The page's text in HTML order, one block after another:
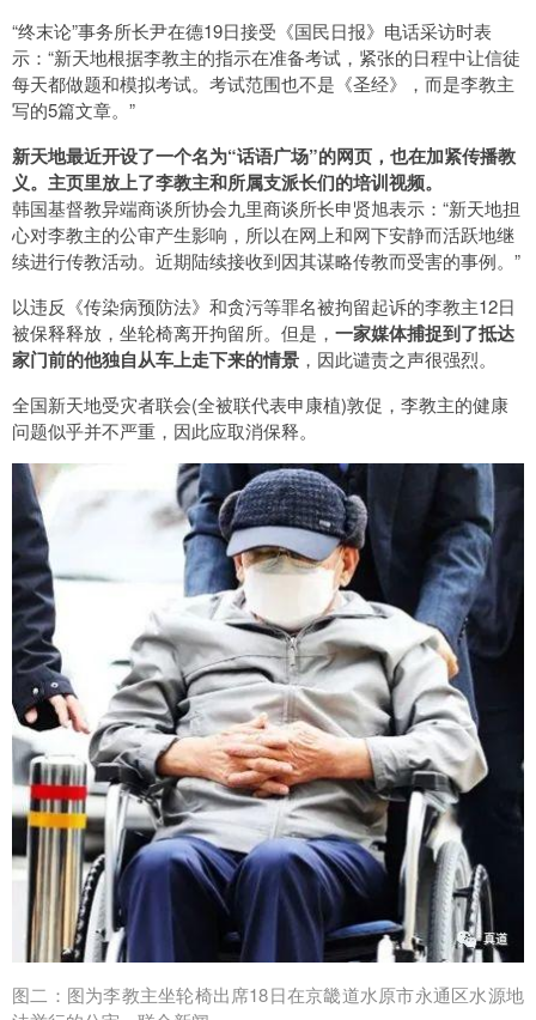
“终末论”事务所长尹在德19日接受《国民日报》电话采访时表
示：“新天地根据李教主的指示在准备考试，紧张的日程中让信徒
每天都做题和模拟考试。考试范围也不是《圣经》，而是李教主
写的5篇文章。”
新天地最近开设了一个名为“话语广场”的网页，也在加紧传播教
义。主页里放上了李教主和所属支派长们的培训视频。
韩国基督教异端商谈所协会九里商谈所长申贤旭表示：“新天地担
心对李教主的公审产生影响，所以在网上和网下安静而活跃地继
续进行传教活动。近期陆续接收到因其谋略传教而受害的事例。”
以违反《传染病预防法》和贪污等罪名被拘留起诉的李教主12日
被保释释放，坐轮椅离开拘留所。但是， 一家媒体捕捉到了抵达
家门前的他独自从车上走下来的情景 ，因此谴责之声很强烈。
全国新天地受灾者联会(全被联代表申康植)敦促，李教主的健康
问题似乎并不严重，因此应取消保释。
图二：图为李教主坐轮椅出席18日在京畿道水原市永通区水源地